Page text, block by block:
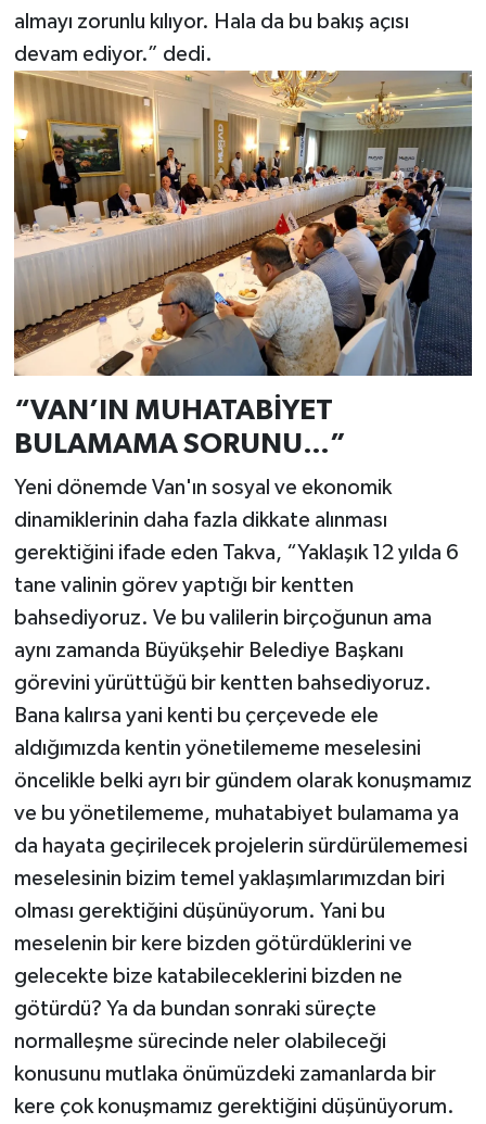
almayı zorunlu kılıyor. Hala da bu bakış açısı
devam ediyor.” dedi.
“VAN’IN MUHATABİYET
BULAMAMA SORUNU…”
Yeni dönemde Van'ın sosyal ve ekonomik
dinamiklerinin daha fazla dikkate alınması
gerektiğini ifade eden Takva, “Yaklaşık 12 yılda 6
tane valinin görev yaptığı bir kentten
bahsediyoruz. Ve bu valilerin birçoğunun ama
aynı zamanda Büyükşehir Belediye Başkanı
görevini yürüttüğü bir kentten bahsediyoruz.
Bana kalırsa yani kenti bu çerçevede ele
aldığımızda kentin yönetilememe meselesini
öncelikle belki ayrı bir gündem olarak konuşmamız
ve bu yönetilememe, muhatabiyet bulamama ya
da hayata geçirilecek projelerin sürdürülememesi
meselesinin bizim temel yaklaşımlarımızdan biri
olması gerektiğini düşünüyorum. Yani bu
meselenin bir kere bizden götürdüklerini ve
gelecekte bize katabileceklerini bizden ne
götürdü? Ya da bundan sonraki süreçte
normalleşme sürecinde neler olabileceği
konusunu mutlaka önümüzdeki zamanlarda bir
kere çok konuşmamız gerektiğini düşünüyorum.